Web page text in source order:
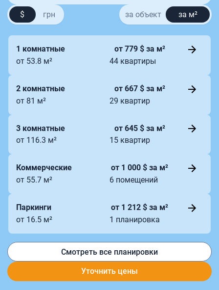
$ грн за объект за м²
1 комнатные
от 779 $ за м²
от 53.8 м²
44 квартиры
2 комнатные
от 667 $ за м²
от 81 м²
29 квартир
3 комнатные
от 645 $ за м²
от 116.3 м²
15 квартир
Коммерческие
от 1 000 $ за м²
от 55.7 м²
6 помещений
Паркинги
от 1 212 $ за м²
от 16.5 м²
1 планировка
Смотреть все планировки
Уточнить цены